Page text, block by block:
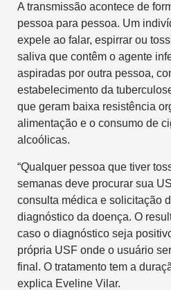
A transmissão acontece de
pessoa para pessoa. Um
expele ao falar, espirrar ou
saliva que contêm o agente
aspiradas por outra pessoa,
estabelecimento da
que geram baixa resistência
alimentação e o consumo de
alcoólicas.
“Qualquer pessoa que tiver
semanas deve procurar sua
consulta médica e solicitação
diagnóstico da doença. O
caso o diagnóstico seja
própria USF onde o usuário
final. O tratamento tem a
explica Eveline Vilar.